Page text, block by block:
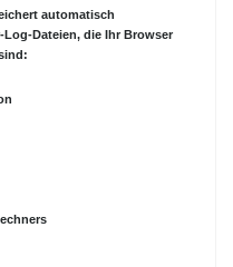
automatisch
Dateien, die Ihr Browser